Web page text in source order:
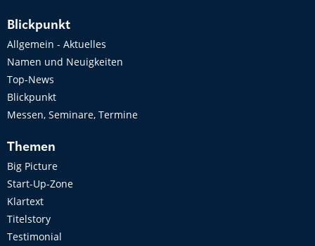
Blickpunkt
Allgemein - Aktuelles
Namen und Neuigkeiten
Top-News
Blickpunkt
Messen, Seminare, Termine
Themen
Big Picture
Start-Up-Zone
Klartext
Titelstory
Testimonial